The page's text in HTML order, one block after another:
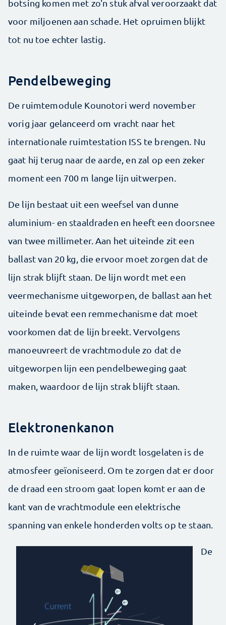
botsing komen met zo'n stuk afval veroorzaakt dat
voor miljoenen aan schade. Het opruimen blijkt
tot nu toe echter lastig.
Pendelbeweging
De ruimtemodule Kounotori werd november
vorig jaar gelanceerd om vracht naar het
internationale ruimtestation ISS te brengen. Nu
gaat hij terug naar de aarde, en zal op een zeker
moment een 700 m lange lijn uitwerpen.
De lijn bestaat uit een weefsel van dunne
aluminium- en staaldraden en heeft een doorsnee
van twee millimeter. Aan het uiteinde zit een
ballast van 20 kg, die ervoor moet zorgen dat de
lijn strak blijft staan. De lijn wordt met een
veermechanisme uitgeworpen, de ballast aan het
uiteinde bevat een remmechanisme dat moet
voorkomen dat de lijn breekt. Vervolgens
manoeuvreert de vrachtmodule zo dat de
uitgeworpen lijn een pendelbeweging gaat
maken, waardoor de lijn strak blijft staan.
Elektronenkanon
In de ruimte waar de lijn wordt losgelaten is de
atmosfeer geïoniseerd. Om te zorgen dat er door
de draad een stroom gaat lopen komt er aan de
kant van de vrachtmodule een elektrische
spanning van enkele honderden volts op te staan.
De